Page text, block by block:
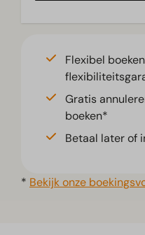
Flexibel
Gratis
boeken*
Betaal later of
* Bekijk onze